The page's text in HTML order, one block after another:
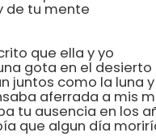
de tu mente
que ella y yo
gota en el desierto
juntos como la luna
aferrada a mis
tu ausencia en los
que algun día